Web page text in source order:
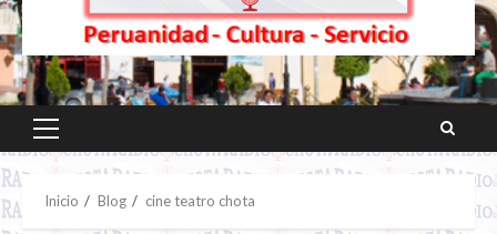
Menú
principal
Inicio Blog cine teatro chota